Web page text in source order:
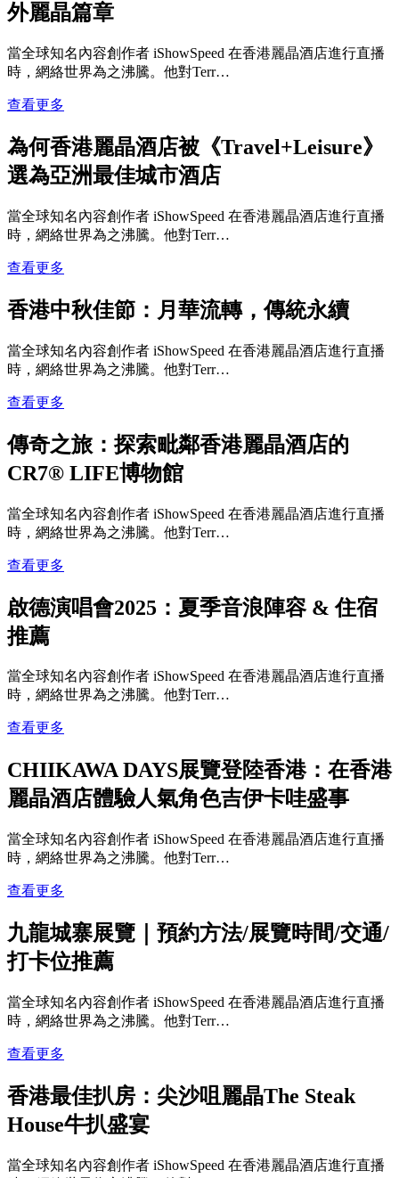
外麗晶篇章
當全球知名內容創作者 iShowSpeed 在香港麗晶酒店進行直播
時，網絡世界為之沸騰。他對Terr…
查看更多
為何香港麗晶酒店被《Travel+Leisure》
選為亞洲最佳城市酒店
當全球知名內容創作者 iShowSpeed 在香港麗晶酒店進行直播
時，網絡世界為之沸騰。他對Terr…
查看更多
香港中秋佳節：月華流轉，傳統永續
當全球知名內容創作者 iShowSpeed 在香港麗晶酒店進行直播
時，網絡世界為之沸騰。他對Terr…
查看更多
傳奇之旅：探索毗鄰香港麗晶酒店的
CR7® LIFE博物館
當全球知名內容創作者 iShowSpeed 在香港麗晶酒店進行直播
時，網絡世界為之沸騰。他對Terr…
查看更多
啟德演唱會2025：夏季音浪陣容 & 住宿
推薦
當全球知名內容創作者 iShowSpeed 在香港麗晶酒店進行直播
時，網絡世界為之沸騰。他對Terr…
查看更多
CHIIKAWA DAYS展覽登陸香港：在香港
麗晶酒店體驗人氣角色吉伊卡哇盛事
當全球知名內容創作者 iShowSpeed 在香港麗晶酒店進行直播
時，網絡世界為之沸騰。他對Terr…
查看更多
九龍城寨展覽｜預約方法/展覽時間/交通/
打卡位推薦
當全球知名內容創作者 iShowSpeed 在香港麗晶酒店進行直播
時，網絡世界為之沸騰。他對Terr…
查看更多
香港最佳扒房：尖沙咀麗晶The Steak
House牛扒盛宴
當全球知名內容創作者 iShowSpeed 在香港麗晶酒店進行直播